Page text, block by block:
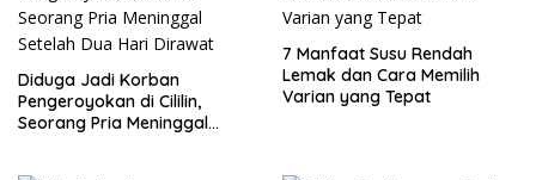
Diduga Jadi Korban
Pengeroyokan di Cililin,
Seorang Pria Meninggal
7 Manfaat Susu Rendah
Lemak dan Cara Memilih
Varian yang Tepat